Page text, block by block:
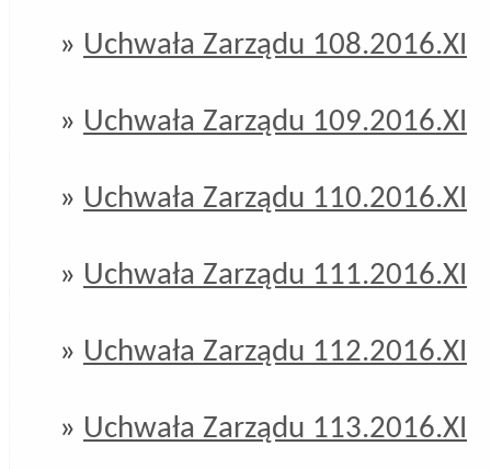
» Uchwała Zarządu 108.2016.XI
» Uchwała Zarządu 109.2016.XI
» Uchwała Zarządu 110.2016.XI
» Uchwała Zarządu 111.2016.XI
» Uchwała Zarządu 112.2016.XI
» Uchwała Zarządu 113.2016.XI